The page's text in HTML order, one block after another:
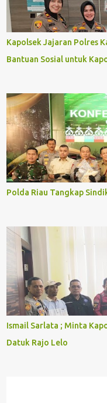
Kapolsek Jajaran Polres
Bantuan Sosial untuk
Polda Riau Tangkap
Ismail Sarlata ; Minta
Datuk Rajo Lelo